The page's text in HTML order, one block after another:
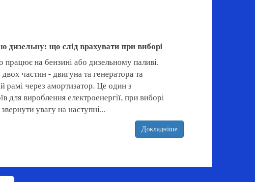
дизельну: що слід врахувати при виборі
на бензині або дизельному паливі.
частин - двигуна та генератора та
рамі через амортизатор. Це один з
для вироблення електроенергії, при виборі
увагу на наступні...
Докладніше